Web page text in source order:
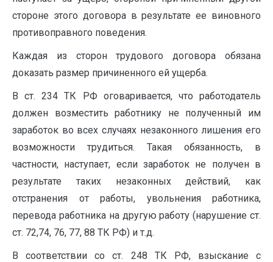
стороне этого договора в результате ее виновного
противоправного поведения.
Каждая из сторон трудового договора обязана
доказать размер причиненного ей ущерба.
В ст. 234 ТК РФ оговаривается, что работодатель
должен возместить работнику не полученный им
заработок во всех случаях незаконного лишения его
возможности трудиться. Такая обязанность, в
частности, наступает, если заработок не получен в
результате таких незаконных действий, как
отстранения от работы, увольнения работника,
перевода работника на другую работу (нарушение ст.
ст. 72,74, 76, 77, 88 ТК РФ) и т.д.
В соответствии со ст. 248 ТК РФ, взыскание с